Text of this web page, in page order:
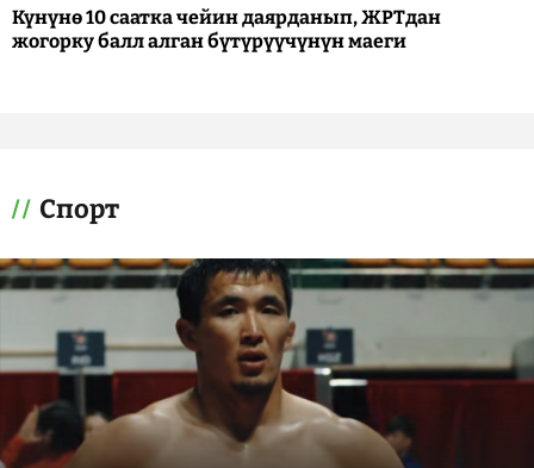
Күнүнө 10 саатка чейин даярданып, ЖРТдан
жогорку балл алган бүтүрүүчүнүн маеги
Спорт